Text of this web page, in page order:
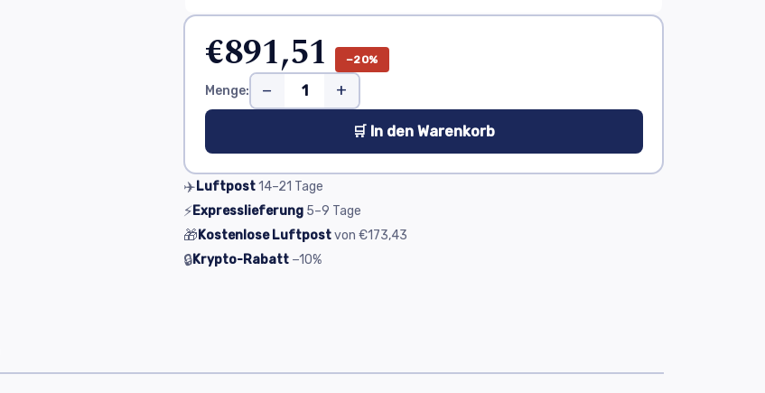
€891,51 −20%
Menge: − +
🛒 In den Warenkorb
✈️Luftpost14–21 Tage
⚡Expresslieferung 5–9 Tage
🎁Kostenlose Luftpostvon €173,43
🔒Krypto-Rabatt −10%